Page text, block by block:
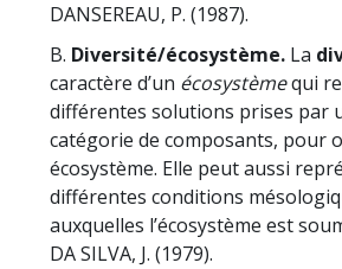
DANSEREAU, P. (1987).
B. Diversité/écosystème. La
caractère d’un écosystèmequi
différentes solutions prises par
catégorie de composants, pour
écosystème. Elle peut aussi
différentes conditions
auxquelles l’écosystème est
DA SILVA, J. (1979).